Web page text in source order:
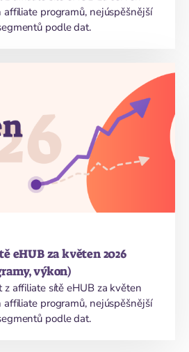
programů, nejúspěšnější
podle dat.
eHUB za květen 2026
výkon)
affiliate sítě eHUB za květen
programů, nejúspěšnější
podle dat.